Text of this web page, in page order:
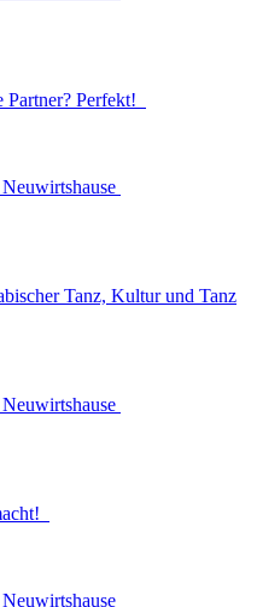
Partner? Perfekt!
Tanz, Kultur und Tanz